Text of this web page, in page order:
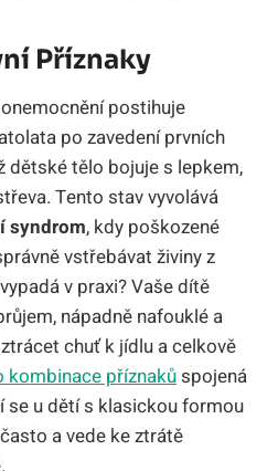
Příznaky
postihuje
po zavedení prvních
dětské tělo bojuje s lepkem,
Tento stav vyvolává
syndrom, kdy poškozené
vstřebávat živiny z
v praxi? Vaše dítě
nápadně nafouklé a
chuť k jídlu a celkově
kombinace příznakůspojená
se u dětí s klasickou formou
a vede ke ztrátě